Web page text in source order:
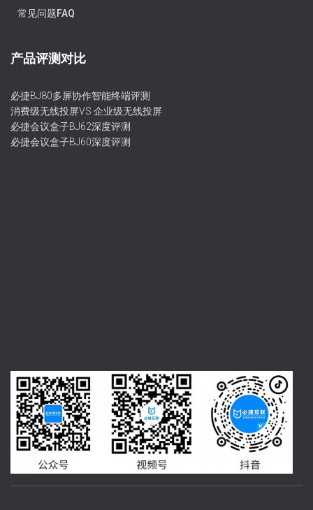
常见问题FAQ
产品评测对比
必捷BJ80多屏协作智能终端评测
消费级无线投屏VS 企业级无线投屏
必捷会议盒子BJ62深度评测
必捷会议盒子BJ60深度评测